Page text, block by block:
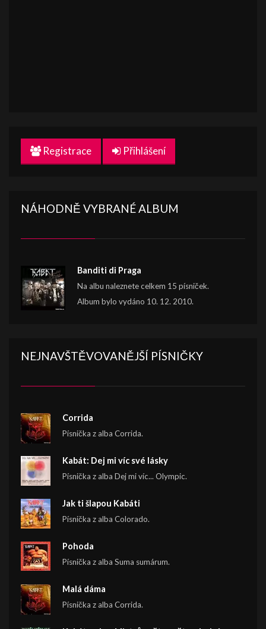
Registrace Přihlášení
NÁHODNĚ VYBRANÉ ALBUM
Banditi di Praga
Na albu naleznete celkem 15 písniček.
Album bylo vydáno 10. 12. 2010.
NEJNAVŠTĚVOVANĚJŠÍ PÍSNIČKY
Corrida
Písnička z alba Corrida.
Kabát: Dej mi víc své lásky
Písnička z alba Dej mi víc... Olympic.
Jak ti šlapou Kabáti
Písnička z alba Colorado.
Pohoda
Písnička z alba Suma sumárum.
Malá dáma
Písnička z alba Corrida.